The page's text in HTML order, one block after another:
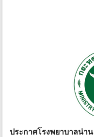
ประกาศโรงพยาบาลน่าน